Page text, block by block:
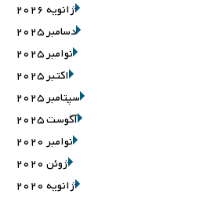
ژانویه 2026
دسامبر 2025
نوامبر 2025
اکتبر 2025
سپتامبر 2025
آگوست 2025
نوامبر 2020
ژوئن 2020
ژانویه 2020